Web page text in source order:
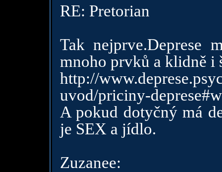
RE: Pretorian
Tak nejprve.Deprese
mnoho prvků a klidně i
http://
uvod/priciny-
A pokud dotyčný má
je SEX a jídlo.
Zuzanee: